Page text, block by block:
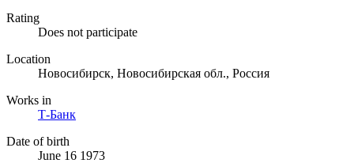
Rating
Does not participate
Location
Новосибирск, Новосибирская обл., Россия
Works in
Т-Банк
Date of birth
June 16 1973